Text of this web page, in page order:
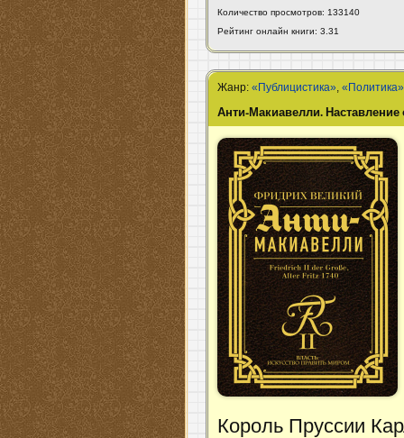
Количество просмотров: 133140
Рейтинг онлайн книги: 3.31
Жанр:«Публицистика»,«Политика»
Анти-Макиавелли.
Король Пруссии